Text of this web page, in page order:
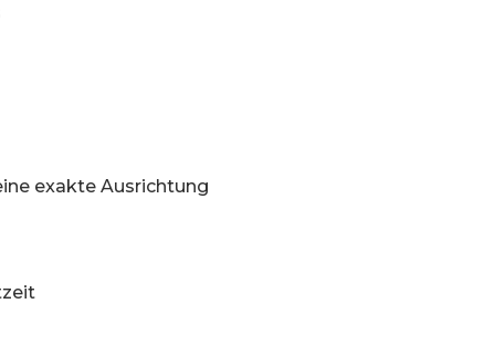
exakte Ausrichtung